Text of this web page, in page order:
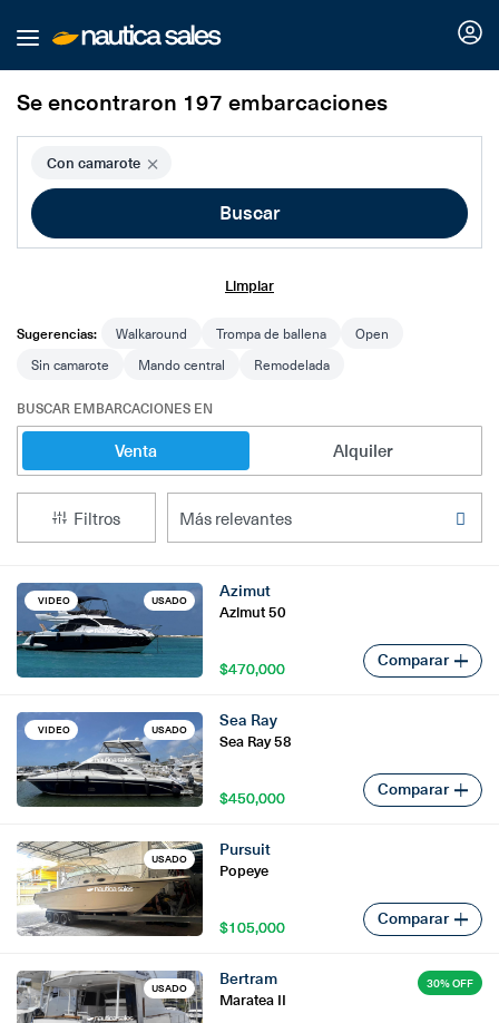
Nosotros
Buscar
Nuestros planes
Marinas
Varaderos
Publica tu marina o varadero
Cotiza el seguro para tu embarcación
Tienda Náutica, compra ya!
Embajadores
Comparador
Idiomas
Español
English
Publicar embarcación
Se encontraron 197 embarcaciones
Con camarote ×
Buscar
Limpiar
Sugerencias: Walkaround Trompa de ballena
Open
Sin camarote
Mando central Remodelada
BUSCAR EMBARCACIONES EN
Venta Alquiler
Filtros
VIDEO USADO Azimut
$470,000
Azimut 50
$470,000 Comparar
VIDEO USADO Sea Ray
$450,000
Sea Ray 58
$450,000 Comparar
USADO Pursuit
$105,000
Popeye
$105,000 Comparar
USADO Bertram 30% OFF
Maratea II